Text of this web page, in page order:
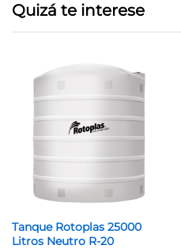
Quizá te interese
Tanque Rotoplas 25000
Litros Neutro R-20